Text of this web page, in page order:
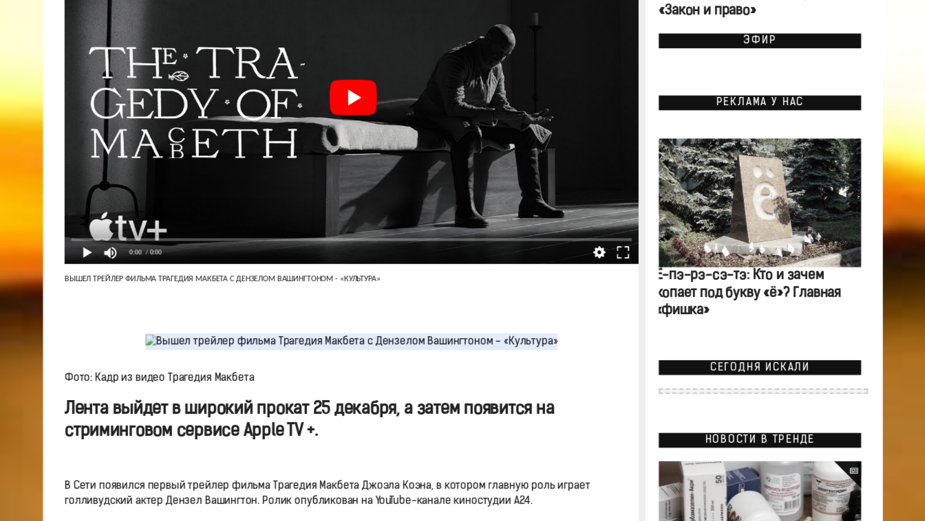
0:00 / 0:00
ВЫШЕЛ ТРЕЙЛЕР ФИЛЬМА ТРАГЕДИЯ МАКБЕТА С ДЕНЗЕЛОМ ВАШИНГТОНОМ - «КУЛЬТУРА»
Фото: Кадр из видео Трагедия Макбета
Лента выйдет в широкий прокат 25 декабря, а затем появится на
стриминговом сервисе Apple TV +.
В Сети появился первый трейлер фильма Трагедия Макбета Джоэла Коэна, в котором главную роль играет
голливудский актер Дензел Вашингтон. Ролик опубликован на YouTube-канале киностудии A24.
«Закон и право»
ЭФИР
РЕКЛАМА У НАС
Ё-пэ-рэ-сэ-тэ: Кто и зачем
копает под букву «ё»? Главная
«фишка»
СЕГОДНЯ ИСКАЛИ
НОВОСТИ В ТРЕНДЕ